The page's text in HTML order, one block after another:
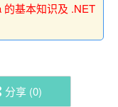
的基本知识及 .NET
分享 (0)